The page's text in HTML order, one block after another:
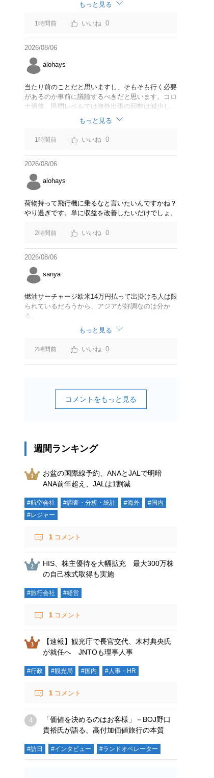
もっと見る
1時間前 0
2026/08/06
alohays
当たり前のことだと思いますし、そもそも行く必要
があるのか事前に議論するべきだと思います。コロ
ナ過後、民間レベルでは海外出張の回数は減少し、
リモートでやり取りするのが普通になっています
し。貴重な税金を使うなら費用対効果をキチンと周
知してからにして下さい。
もっと見る
1時間前 0
2026/08/06
alohays
荷物持って飛行機に乗るなと言いたいんですかね？
やり過ぎです。単に収益を改善したいだけでしょ。
2時間前 0
2026/08/06
sanya
燃油サーチャージ欧米14万円払って出掛ける人は限
られているだろうから、アジアが好調なのは分か
る。
もっと見る
2時間前 0
コメントをもっと見る
週間ランキング
お盆の国際線予約、ANAとJALで明暗
ANA前年超え、JALは1割減
#航空会社 #調査・分析・統計 #海外
#国内
#レジャー
1 コメント
HIS、株主優待を大幅拡充 最大300万株
の自己株式取得も実施
#旅行会社 #経営
1 コメント
【速報】観光庁で長官交代、木村典央氏
が就任へ JNTOも理事人事
#行政 #観光局 #国内 #人事・HR
1 コメント
「価値を決めるのはお客様」－BOJ野口
貴裕氏が語る、高付加価値旅行の本質
#訪日 #インタビュー #ランドオペレーター